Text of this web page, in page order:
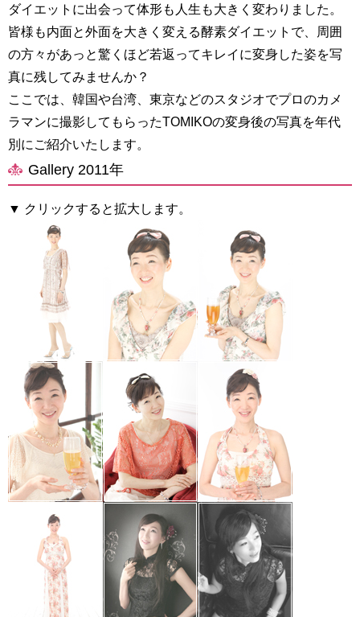
ダイエットに出会って体形も人生も大きく変わりました。
皆様も内面と外面を大きく変える酵素ダイエットで、周囲
の方々があっと驚くほど若返ってキレイに変身した姿を写
真に残してみませんか？
ここでは、韓国や台湾、東京などのスタジオでプロのカメ
ラマンに撮影してもらったTOMIKOの変身後の写真を年代
別にご紹介いたします。
Gallery 2011年
▼ クリックすると拡大します。